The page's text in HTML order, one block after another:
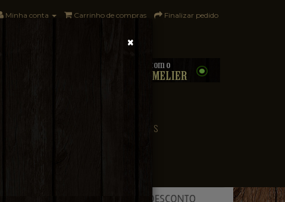
Minha conta Carrinho de compras Finalizar pedido
PAÍSES
×